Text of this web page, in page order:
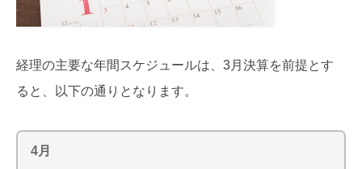
経理の主要な年間スケジュールは、3月決算を前提とす
ると、以下の通りとなります。
4月